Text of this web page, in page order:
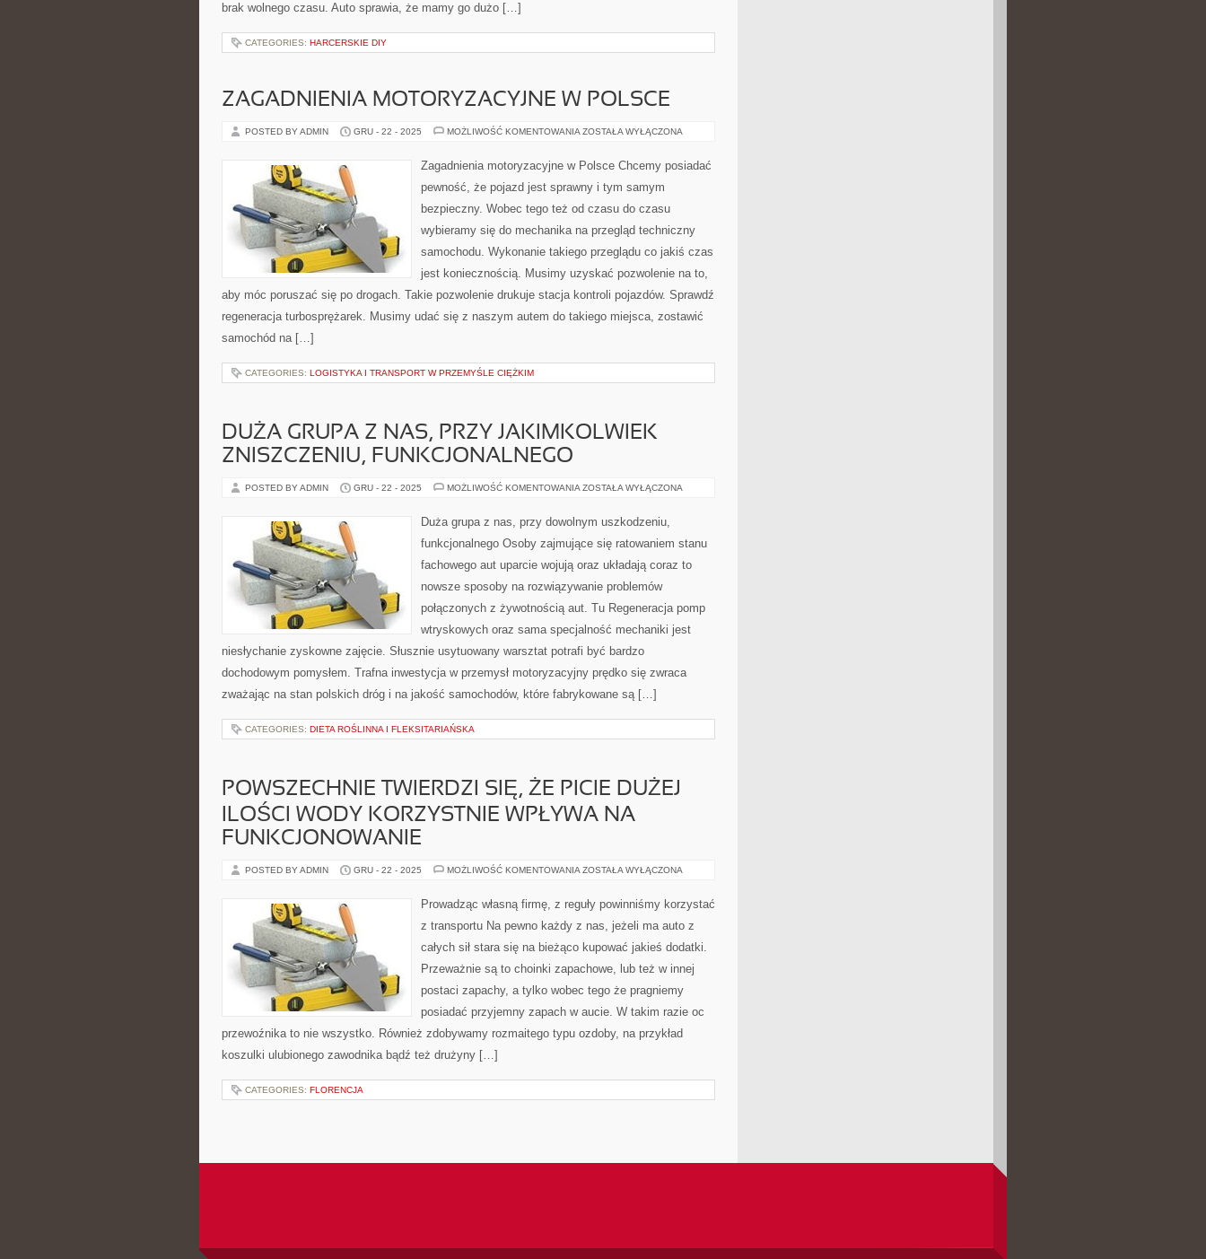
brak wolnego czasu. Auto sprawia, że mamy go dużo […]
CATEGORIES: HARCERSKIE DIY
ZAGADNIENIA MOTORYZACYJNE W POLSCE
POSTED BY ADMIN GRU - 22 - 2025 MOŻLIWOŚĆ KOMENTOWANIA ZAGADNIENIA
POLSCE
ZOSTAŁA WYŁĄCZONA
Zagadnienia motoryzacyjne w Polsce Chcemy posiadać
pewność, że pojazd jest sprawny i tym samym
bezpieczny. Wobec tego też od czasu do czasu
wybieramy się do mechanika na przegląd techniczny
samochodu. Wykonanie takiego przeglądu co jakiś czas
jest koniecznością. Musimy uzyskać pozwolenie na to,
aby móc poruszać się po drogach. Takie pozwolenie drukuje stacja kontroli pojazdów. Sprawdź
regeneracja turbosprężarek. Musimy udać się z naszym autem do takiego miejsca, zostawić
samochód na […]
CATEGORIES: LOGISTYKA I TRANSPORT W PRZEMYŚLE CIĘŻKIM
DUŻA GRUPA Z NAS, PRZY JAKIMKOLWIEK
ZNISZCZENIU, FUNKCJONALNEGO
POSTED BY ADMIN GRU - 22 - 2025 MOŻLIWOŚĆ KOMENTOWANIA DUŻA
PRZY
ZNISZCZENIU,
ZOSTAŁA WYŁĄCZONA
Duża grupa z nas, przy dowolnym uszkodzeniu,
funkcjonalnego Osoby zajmujące się ratowaniem stanu
fachowego aut uparcie wojują oraz układają coraz to
nowsze sposoby na rozwiązywanie problemów
połączonych z żywotnością aut. Tu Regeneracja pomp
wtryskowych oraz sama specjalność mechaniki jest
niesłychanie zyskowne zajęcie. Słusznie usytuowany warsztat potrafi być bardzo
dochodowym pomysłem. Trafna inwestycja w przemysł motoryzacyjny prędko się zwraca
zważając na stan polskich dróg i na jakość samochodów, które fabrykowane są […]
CATEGORIES: DIETA ROŚLINNA I FLEKSITARIAŃSKA
POWSZECHNIE TWIERDZI SIĘ, ŻE PICIE DUŻEJ
ILOŚCI WODY KORZYSTNIE WPŁYWA NA
FUNKCJONOWANIE
POSTED BY ADMIN GRU - 22 - 2025 MOŻLIWOŚĆ KOMENTOWANIA POWSZECHNIE
ŻE
PICIE
ILOŚCI
KORZYSTNIE
NA
FUNKCJONOWANIE
ZOSTAŁA WYŁĄCZONA
Prowadząc własną firmę, z reguły powinniśmy korzystać
z transportu Na pewno każdy z nas, jeżeli ma auto z
całych sił stara się na bieżąco kupować jakieś dodatki.
Przeważnie są to choinki zapachowe, lub też w innej
postaci zapachy, a tylko wobec tego że pragniemy
posiadać przyjemny zapach w aucie. W takim razie oc
przewoźnika to nie wszystko. Również zdobywamy rozmaitego typu ozdoby, na przykład
koszulki ulubionego zawodnika bądź też drużyny […]
CATEGORIES: FLORENCJA